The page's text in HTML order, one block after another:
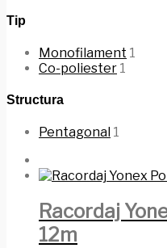
Tip
Monofilament 1
Co-poliester 1
Structura
Pentagonal 1
Racordaj
12m